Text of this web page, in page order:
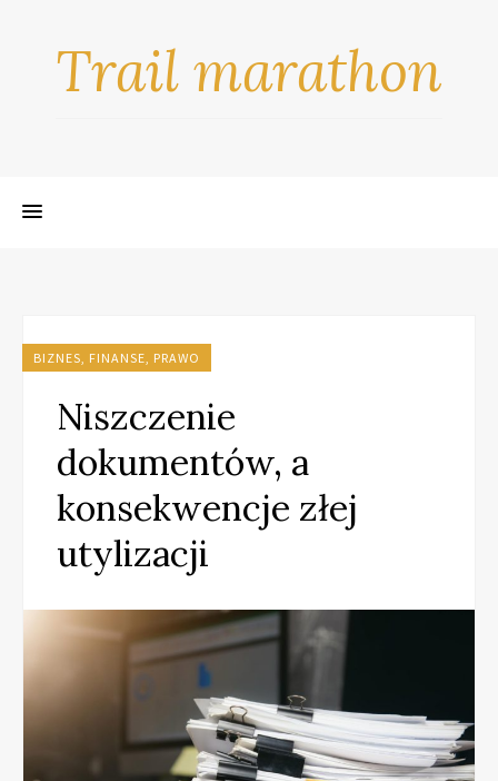
Trail marathon
BIZNES, FINANSE, PRAWO
Niszczenie
dokumentów, a
konsekwencje złej
utylizacji